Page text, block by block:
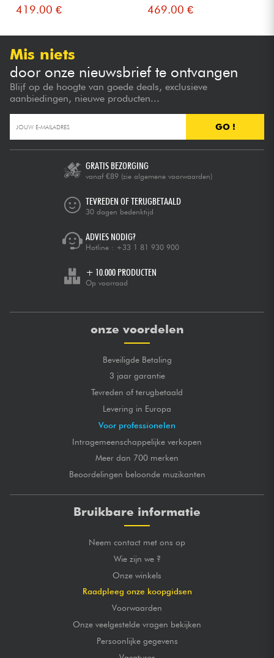
419.00 € 469.00 €
Mis niets
door onze nieuwsbrief te ontvangen
Blijf op de hoogte van goede deals, exclusieve
aanbiedingen, nieuwe producten...
GO !
GRATIS BEZORGING
vanaf €89 (zie algemene voorwaarden)
TEVREDEN OF TERUGBETAALD
30 dagen bedenktijd
ADVIES NODIG?
Hotline : +33 1 81 930 900
+ 10.000 PRODUCTEN
Op voorraad
onze voordelen
Beveiligde Betaling
3 jaar garantie
Tevreden of terugbetaald
Levering in Europa
Voor professionelen
Intragemeenschappelijke verkopen
Meer dan 700 merken
Beoordelingen beloonde muzikanten
Bruikbare informatie
Neem contact met ons op
Wie zijn we ?
Onze winkels
Raadpleeg onze koopgidsen
Voorwaarden
Onze veelgestelde vragen bekijken
Persoonlijke gegevens